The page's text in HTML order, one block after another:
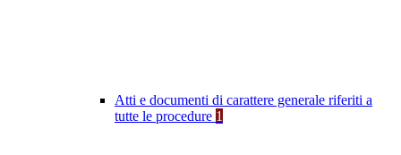
Atti e documenti di carattere generale riferiti a
tutte le procedure 1